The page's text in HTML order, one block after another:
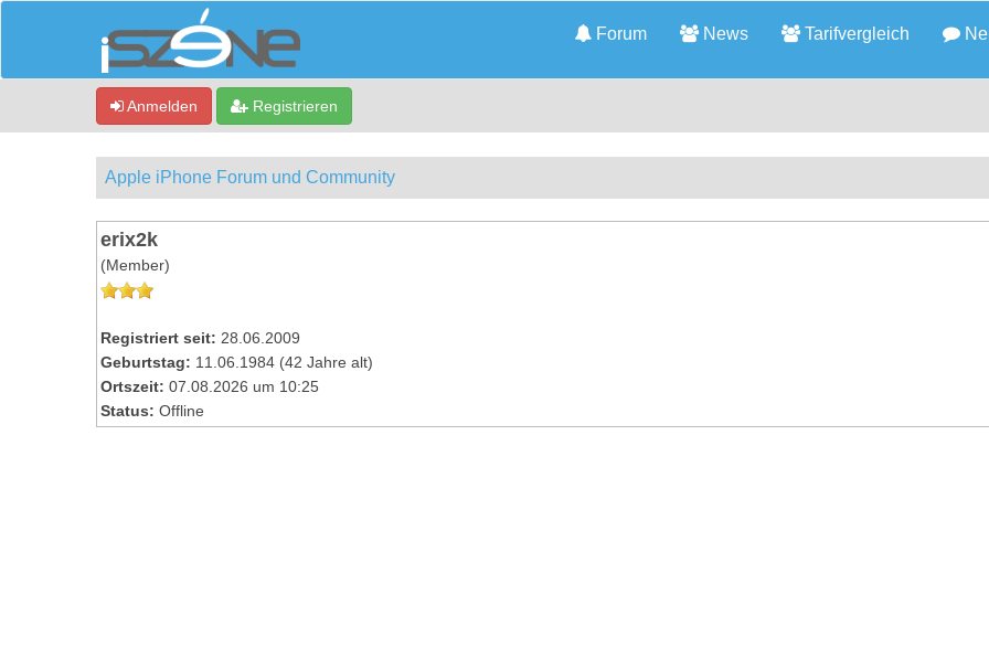
Forum News Tarifvergleich
Anmelden Registrieren
Apple iPhone Forum und Community
erix2k
(Member)
Registriert seit: 28.06.2009
Geburtstag: 11.06.1984 (42 Jahre alt)
Ortszeit: 07.08.2026 um 10:25
Status: Offline